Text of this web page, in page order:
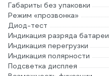
Габариты без упаковки
Режим «прозвонка»
Диод-тест
Индикация разряда батареи
Индикация перегрузки
Индикация полярности
Подсветка дисплея